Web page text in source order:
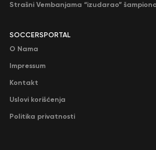
SOCCERSPORTAL
O Nama
Impressum
Kontakt
Uslovi korišćenja
Politika privatnosti